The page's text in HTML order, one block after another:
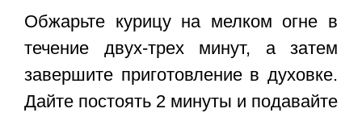
Обжарьте курицу на мелком огне в
течение двух-трех минут, а затем
завершите приготовление в духовке.
Дайте постоять 2 минуты и подавайте